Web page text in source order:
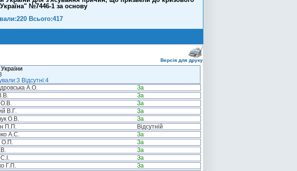
№7446-1 за основу
Всього:417
Версія для друку
Відсутні:4
А.О.
За
За
О.В.
За
В.Г.
За
О.В.
За
П.П.
Відсутній
А.С.
За
О.П.
За
За
За
Г.П.
За